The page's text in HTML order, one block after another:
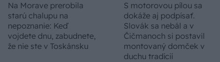
Na Morave prerobila
starú chalupu na
nepoznanie: Keď
vojdete dnu, zabudnete,
že nie ste v Toskánsku
S motorovou pílou sa
dokáže aj podpísať.
Slovák sa nebál a v
Čičmanoch si postavil
montovaný domček v
duchu tradícií